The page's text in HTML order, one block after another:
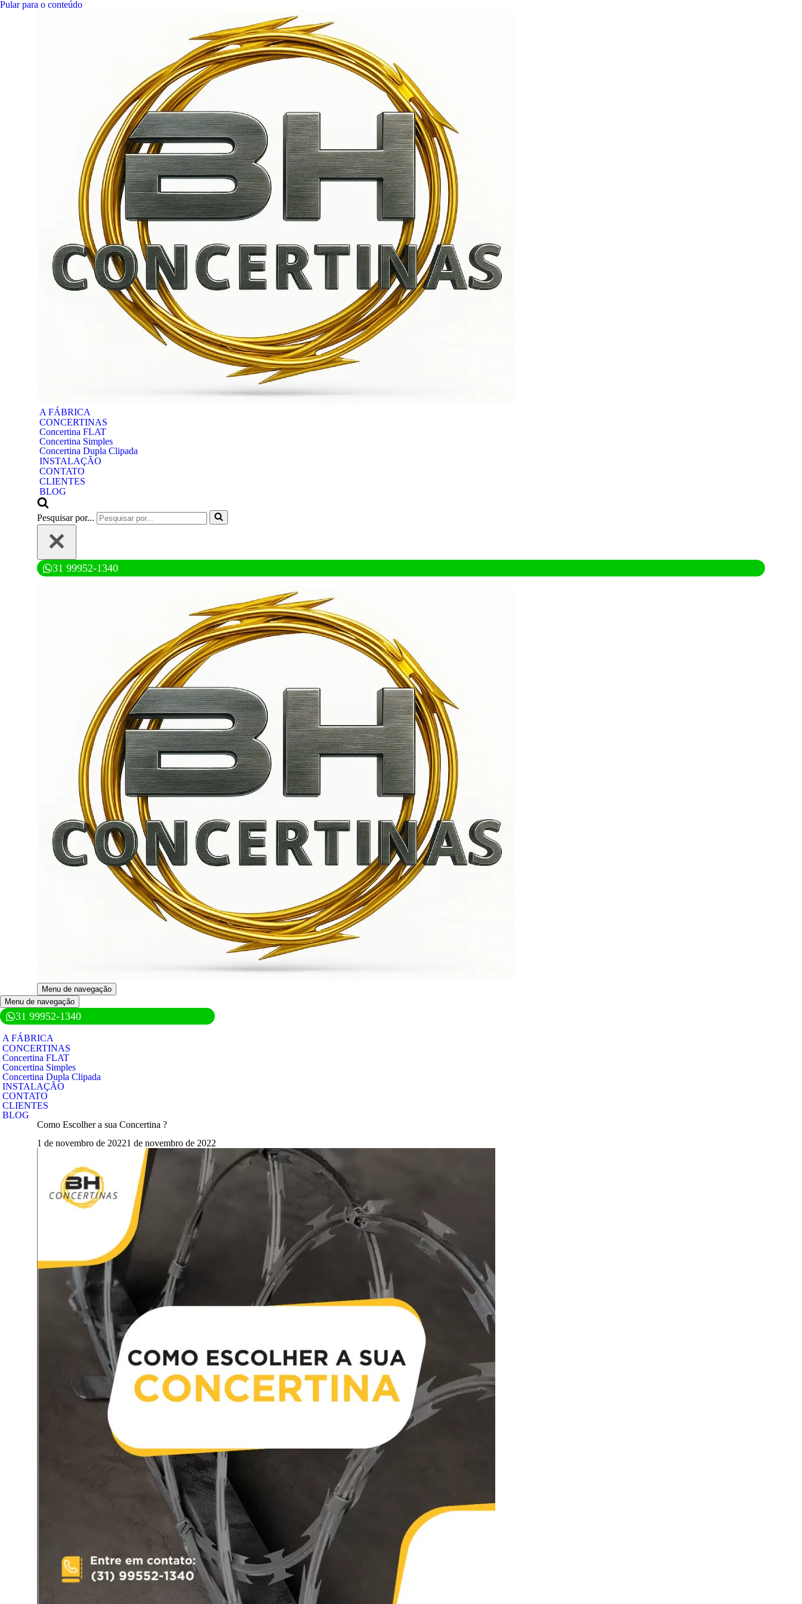
Pular para o conteúdo
A FÁBRICA
CONCERTINAS
Concertina FLAT
Concertina Simples
Concertina Dupla Clipada
INSTALAÇÃO
CONTATO
CLIENTES
BLOG
Pesquisar por...
31 99952-1340
Menu de navegação
Menu de navegação
31 99952-1340
A FÁBRICA
CONCERTINAS
Concertina FLAT
Concertina Simples
Concertina Dupla Clipada
INSTALAÇÃO
CONTATO
CLIENTES
BLOG
Como Escolher a sua Concertina ?
1 de novembro de 20221 de novembro de 2022